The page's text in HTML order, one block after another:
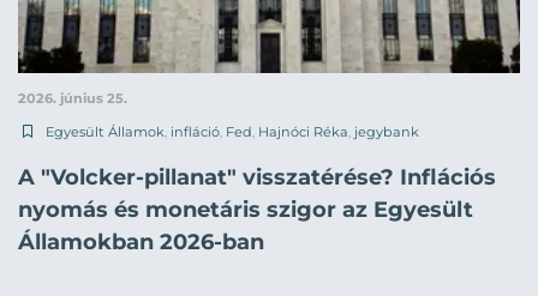
2026. június 25.
Egyesült Államok, infláció, Fed, Hajnóci Réka, jegybank
A "Volcker-pillanat" visszatérése? Inflációs
nyomás és monetáris szigor az Egyesült
Államokban 2026-ban